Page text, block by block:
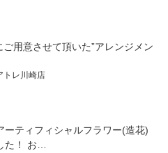
用意させて頂いた”アレンジメン
トレ川崎店
ーティフィシャルフラワー(造花)
た！ お…